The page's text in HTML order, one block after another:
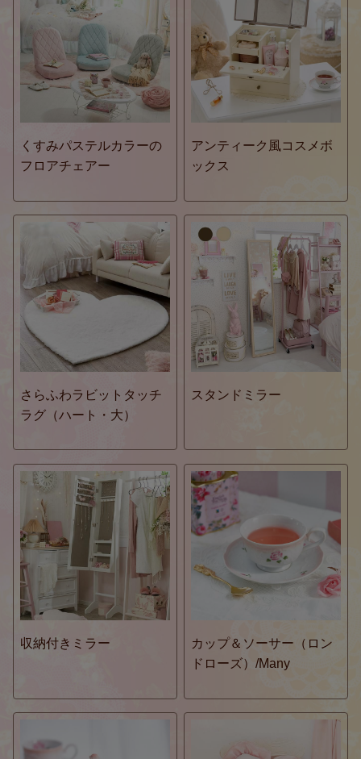
くすみパステルカラーの
フロアチェアー
アンティーク風コスメボ
ックス
さらふわラビットタッチ
ラグ（ハート・大）
スタンドミラー
収納付きミラー
カップ＆ソーサー（ロン
ドローズ）/Many